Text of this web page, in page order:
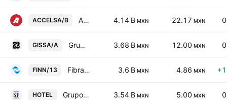
ACCELSA/B Accel SAB de CV Class B 4.14 B MXN 22.17 MXN
GISSA/A Grupo Industrial Saltillo SA de CV Class A 3.68 B MXN 12.00 MXN
FINN/13 Fibra Inn 3.6 B MXN 4.86 MXN
HOTEL Grupo Hotelero Santa Fe SAB de CV 3.54 B MXN 5.00 MXN